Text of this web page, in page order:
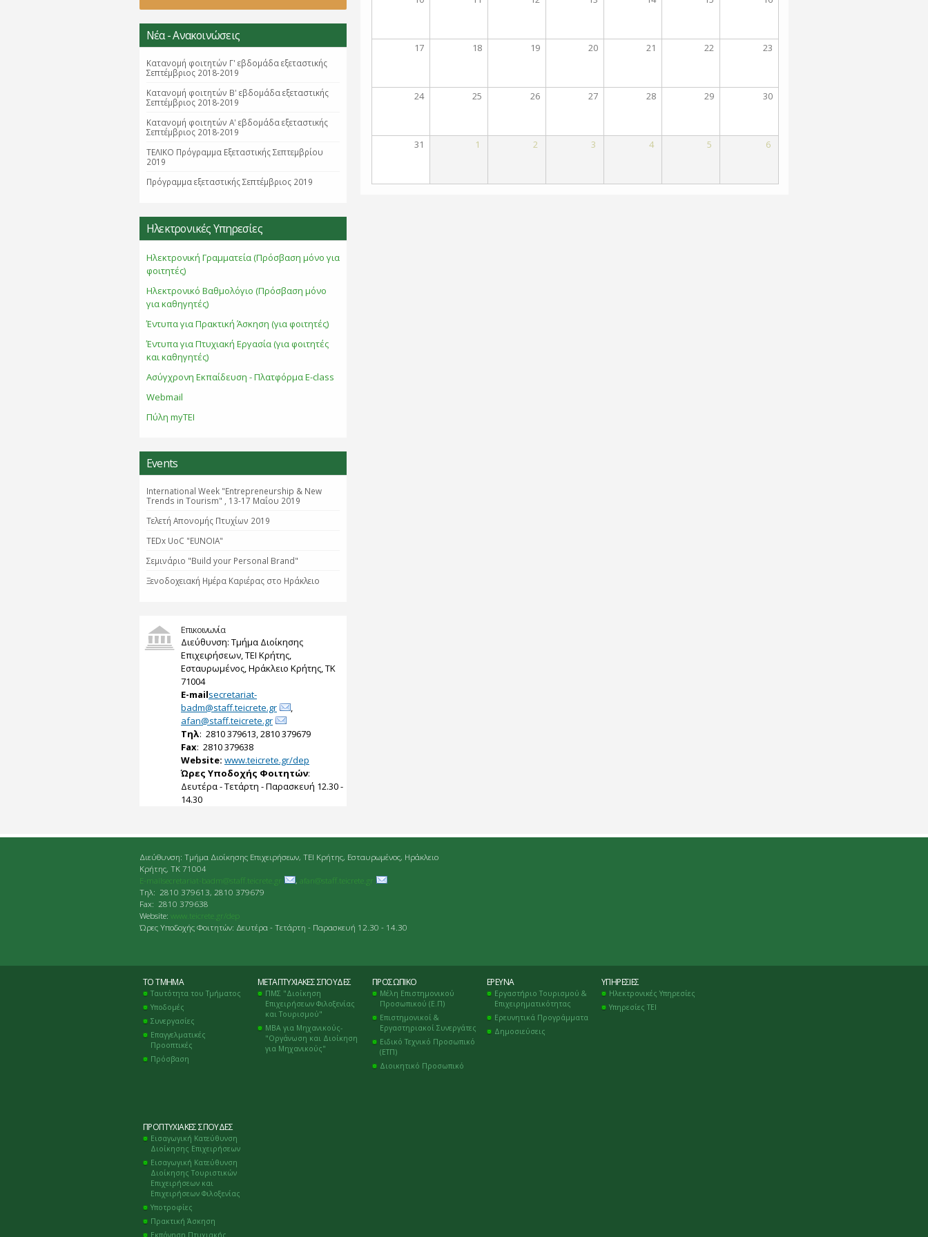
Νέα - Ανακοινώσεις
Κατανομή φοιτητών Γ' εβδομάδα εξεταστικής
Σεπτέμβριος 2018-2019
Κατανομή φοιτητών B' εβδομάδα εξεταστικής
Σεπτέμβριος 2018-2019
Κατανομή φοιτητών Α' εβδομάδα εξεταστικής
Σεπτέμβριος 2018-2019
ΤΕΛΙΚΟ Πρόγραμμα Εξεταστικής Σεπτεμβρίου
2019
Πρόγραμμα εξεταστικής Σεπτέμβριος 2019
Ηλεκτρονικές Υπηρεσίες
Ηλεκτρονική Γραμματεία (Πρόσβαση μόνο για
φοιτητές)
Ηλεκτρονικό Βαθμολόγιο (Πρόσβαση μόνο
για καθηγητές)
Έντυπα για Πρακτική Άσκηση (για φοιτητές)
Έντυπα για Πτυχιακή Εργασία (για φοιτητές
και καθηγητές)
Ασύγχρονη Εκπαίδευση - Πλατφόρμα E-class
Webmail
Πύλη myTEI
Events
International Week "Entrepreneurship & New
Trends in Tourism" , 13-17 Μαΐου 2019
Τελετή Απονομής Πτυχίων 2019
TEDx UoC "EUNOIA"
Σεμινάριο "Βuild your Personal Brand"
Ξενοδοχειακή Ημέρα Καριέρας στο Ηράκλειο
Επικοινωνία
Διεύθυνση: Τμήμα Διοίκησης
Επιχειρήσεων, ΤΕΙ Κρήτης,
Εσταυρωμένος, Ηράκλειο Κρήτης, ΤΚ
71004
E-mailsecretariat-
badm@staff.teicrete.gr
,
afan@staff.teicrete.gr
Tηλ: 2810 379613, 2810 379679
Fax: 2810 379638
Website: www.teicrete.gr/dep
Ώρες Υποδοχής Φοιτητών:
Δευτέρα - Τετάρτη - Παρασκευή 12.30 -
14.30
17 18 19 20 21 22 23
24 25 26 27 28 29 30
31 1 2 3 4 5 6
Διεύθυνση: Τμήμα Διοίκησης Επιχειρήσεων, ΤΕΙ Κρήτης, Εσταυρωμένος, Ηράκλειο
Κρήτης, ΤΚ 71004
E-mailsecretariat-badm@staff.teicrete.gr
, afan@staff.teicrete.gr
Tηλ: 2810 379613, 2810 379679
Fax: 2810 379638
Website: www.teicrete.gr/dep
Ώρες Υποδοχής Φοιτητών: Δευτέρα - Τετάρτη - Παρασκευή 12.30 - 14.30
ΤΟ ΤΜΉΜΑ
Ταυτότητα του Τμήματος
Υποδομές
Συνεργασίες
Επαγγελματικές
Προοπτικές
Πρόσβαση
ΜΕΤΑΠΤΥΧΙΑΚΈΣ ΣΠΟΥΔΈΣ
ΠΜΣ "Διοίκηση
Επιχειρήσεων Φιλοξενίας
και Τουρισμού"
ΜΒΑ για Μηχανικούς-
"Οργάνωση και Διοίκηση
για Μηχανικούς"
ΠΡΟΣΩΠΙΚΌ
Μέλη Επιστημονικού
Προσωπικού (Ε.Π)
Επιστημονικοί &
Εργαστηριακοί Συνεργάτες
Ειδικό Τεχνικό Προσωπικό
(ΕΤΠ)
Διοικητικό Προσωπικό
ΈΡΕΥΝΑ
Εργαστήριο Τουρισμού &
Επιχειρηματικότητας
Ερευνητικά Προγράμματα
Δημοσιεύσεις
ΥΠΗΡΕΣΊΕΣ
Ηλεκτρονικές Υπηρεσίες
Υπηρεσίες ΤΕΙ
ΠΡΟΠΤΥΧΙΑΚΈΣ ΣΠΟΥΔΈΣ
Εισαγωγική Κατεύθυνση
Διοίκησης Επιχειρήσεων
Εισαγωγική Κατεύθυνση
Διοίκησης Τουριστικών
Επιχειρήσεων και
Επιχειρήσεων Φιλοξενίας
Υποτροφίες
Πρακτική Άσκηση
Εκπόνηση Πτυχιακής